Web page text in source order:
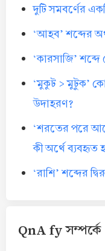
দুটি সমবর্ণের
‘আহব’ শব্দের
‘কারসাজি’
‘মুকুট > মুটুক’
উদাহরণ?
‘শরতের পরে
কী অর্থে ব্যবহৃত
‘রাশি’ শব্দের
QnA fy সম্পর্কে